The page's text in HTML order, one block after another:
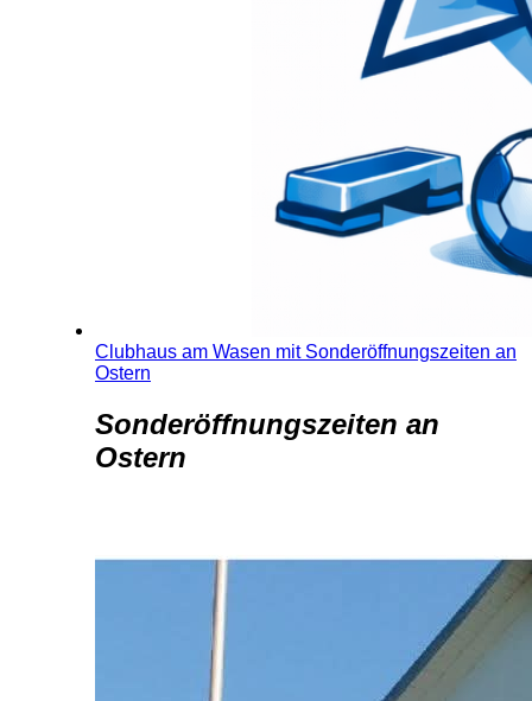
Clubhaus am Wasen mit Sonderöffnungszeiten an
Ostern
Sonderöffnungszeiten an
Ostern